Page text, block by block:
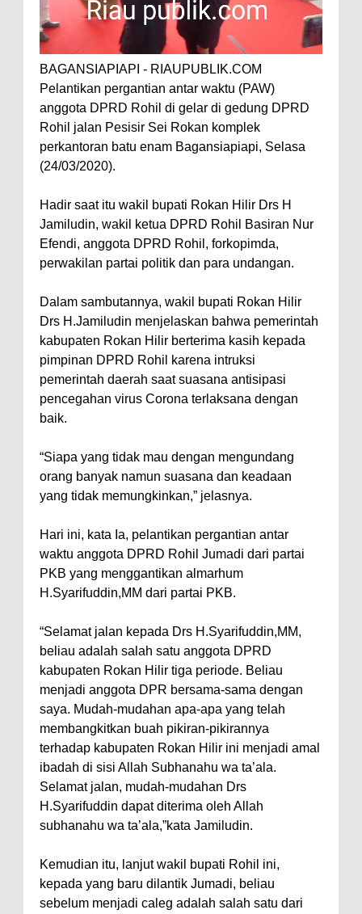
BAGANSIAPIAPI - RIAUPUBLIK.COM
Pelantikan pergantian antar waktu (PAW)
anggota DPRD Rohil di gelar di gedung DPRD
Rohil jalan Pesisir Sei Rokan komplek
perkantoran batu enam Bagansiapiapi, Selasa
(24/03/2020).
Hadir saat itu wakil bupati Rokan Hilir Drs H
Jamiludin, wakil ketua DPRD Rohil Basiran Nur
Efendi, anggota DPRD Rohil, forkopimda,
perwakilan partai politik dan para undangan.
Dalam sambutannya, wakil bupati Rokan Hilir
Drs H.Jamiludin menjelaskan bahwa pemerintah
kabupaten Rokan Hilir berterima kasih kepada
pimpinan DPRD Rohil karena intruksi
pemerintah daerah saat suasana antisipasi
pencegahan virus Corona terlaksana dengan
baik.
“Siapa yang tidak mau dengan mengundang
orang banyak namun suasana dan keadaan
yang tidak memungkinkan,” jelasnya.
Hari ini, kata Ia, pelantikan pergantian antar
waktu anggota DPRD Rohil Jumadi dari partai
PKB yang menggantikan almarhum
H.Syarifuddin,MM dari partai PKB.
“Selamat jalan kepada Drs H.Syarifuddin,MM,
beliau adalah salah satu anggota DPRD
kabupaten Rokan Hilir tiga periode. Beliau
menjadi anggota DPR bersama-sama dengan
saya. Mudah-mudahan apa-apa yang telah
membangkitkan buah pikiran-pikirannya
terhadap kabupaten Rokan Hilir ini menjadi amal
ibadah di sisi Allah Subhanahu wa ta’ala.
Selamat jalan, mudah-mudahan Drs
H.Syarifuddin dapat diterima oleh Allah
subhanahu wa ta’ala,”kata Jamiludin.
Kemudian itu, lanjut wakil bupati Rohil ini,
kepada yang baru dilantik Jumadi, beliau
sebelum menjadi caleg adalah salah satu dari